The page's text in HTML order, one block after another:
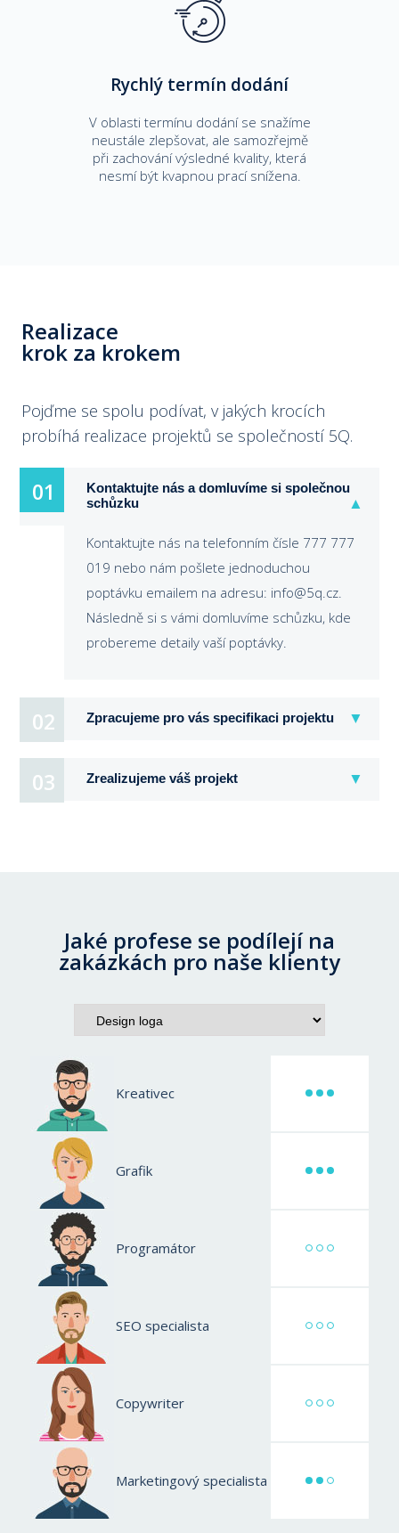
Rychlý termín dodání
V oblasti termínu dodání se snažíme
neustále zlepšovat, ale samozřejmě
při zachování výsledné kvality, která
nesmí být kvapnou prací snížena.
Realizace
krok za krokem
Pojďme se spolu podívat, v jakých krocích
probíhá realizace projektů se společností 5Q.
01
Kontaktujte nás a domluvíme si společnou
schůzku
01
Kontaktujte nás na telefonním čísle 777 777
019 nebo nám pošlete jednoduchou
poptávku emailem na adresu: info@5q.cz.
Následně si s vámi domluvíme schůzku, kde
probereme detaily vaší poptávky.
02 Zpracujeme pro vás specifikaci projektu
03 Zrealizujeme váš projekt
Jaké profese se podílejí na
zakázkách pro naše klienty
Kreativec
Grafik
Programátor
SEO specialista
Copywriter
Marketingový specialista